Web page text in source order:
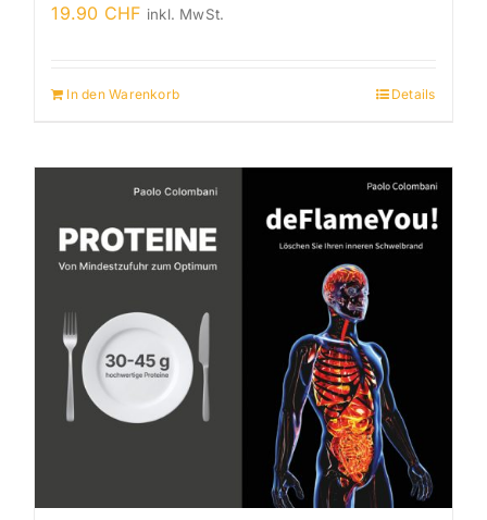
19.90 CHF inkl. MwSt.
In den Warenkorb Details